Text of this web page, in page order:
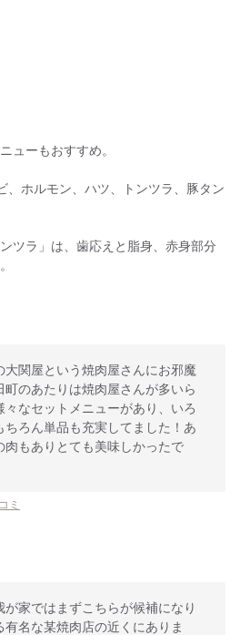
ューもおすすめ。
、ホルモン、ハツ、トンツラ、豚タン
ツラ」は、歯応えと脂身、赤身部分
関屋という焼肉屋さんにお邪魔
町のあたりは焼肉屋さんが多いら
々なセットメニューがあり、いろ
ちろん単品も充実してました！あ
肉もありとても美味しかったで
ミ
家ではまずこちらが候補になり
有名な某焼肉店の近くにありま